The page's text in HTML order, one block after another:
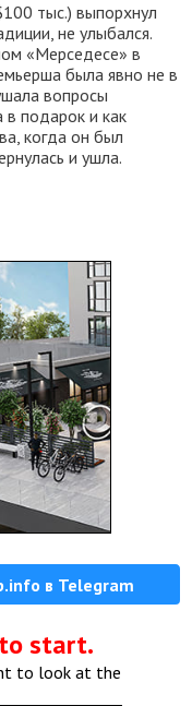
тыс.) выпорхнул
не улыбался.
«Мерседесе» в
была явно не в
вопросы
в подарок и как
когда он был
и ушла.
в Telegram
start.
to look at the